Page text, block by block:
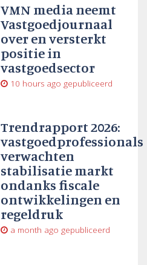
VMN media neemt
Vastgoedjournaal
over en versterkt
positie in
vastgoedsector
10 hours ago gepubliceerd
Trendrapport 2026:
vastgoedprofessionals
verwachten
stabilisatie markt
ondanks fiscale
ontwikkelingen en
regeldruk
a month ago gepubliceerd